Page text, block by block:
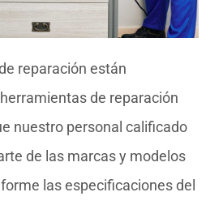
reparación están
de reparación
nuestro personal calificado
de las marcas y modelos
las especificaciones del